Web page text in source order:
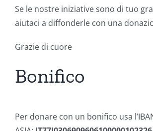
Se le nostre iniziative sono di tuo
aiutaci a diffonderle con una
Grazie di cuore
Bonifico
Per donare con un bonifico usa